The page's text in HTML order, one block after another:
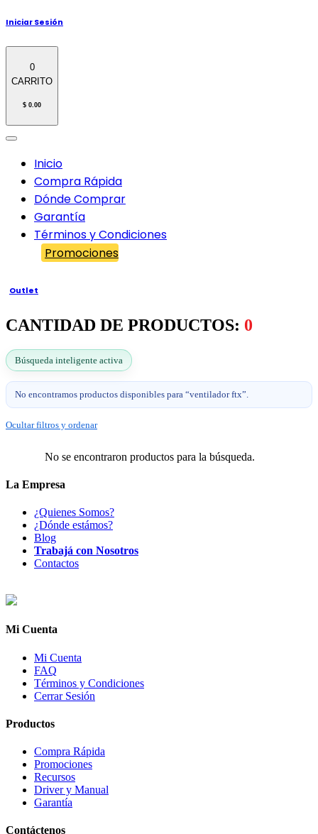
Iniciar Sesión
0
CARRITO
$ 0.00
Inicio
Compra Rápida
Dónde Comprar
Garantía
Términos y Condiciones
Promociones
Outlet
CANTIDAD DE PRODUCTOS: 0
Búsqueda inteligente activa
No encontramos productos disponibles para “ventilador ftx”.
Ocultar filtros y ordenar
No se encontraron productos para la búsqueda.
La Empresa
¿Quienes Somos?
¿Dónde estámos?
Blog
Trabajá con Nosotros
Contactos
Mi Cuenta
Mi Cuenta
FAQ
Términos y Condiciones
Cerrar Sesión
Productos
Compra Rápida
Promociones
Recursos
Driver y Manual
Garantía
Contáctenos